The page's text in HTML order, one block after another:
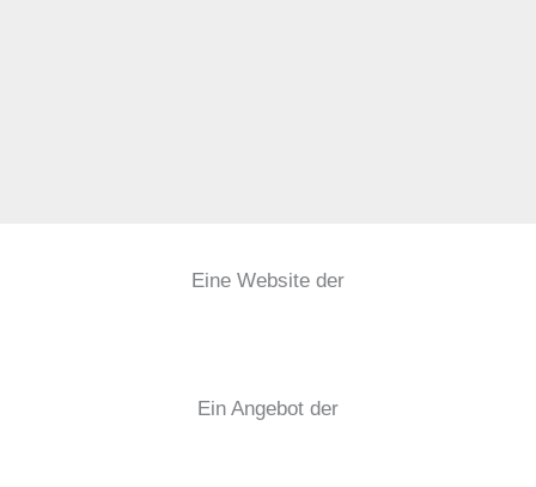
Eine Website der
Ein Angebot der